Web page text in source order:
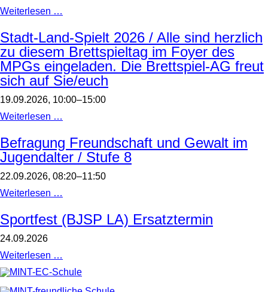
Weiterlesen …
Stadt-Land-Spielt 2026 / Alle sind herzlich
zu diesem Brettspieltag im Foyer des
MPGs eingeladen. Die Brettspiel-AG freut
sich auf Sie/euch
19.09.2026, 10:00–15:00
Weiterlesen …
2026
/
Alle
sind
herzlich
im
Foyer
eingeladen.
Die
Brettspiel-
AG
Befragung Freundschaft und Gewalt im
Jugendalter / Stufe 8
22.09.2026, 08:20–11:50
Weiterlesen …
Gewalt
im
Stufe
8
Sportfest (BJSP LA) Ersatztermin
24.09.2026
Weiterlesen …
LA)